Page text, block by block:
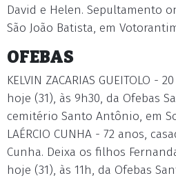
David e Helen. Sepultamento
São João Batista, em
OFEBAS
KELVIN ZACARIAS GUEITOLO -
hoje (31), às 9h30, da Ofebas
cemitério Santo Antônio, em
LAÉRCIO CUNHA - 72 anos,
Cunha. Deixa os filhos
hoje (31), às 11h, da Ofebas